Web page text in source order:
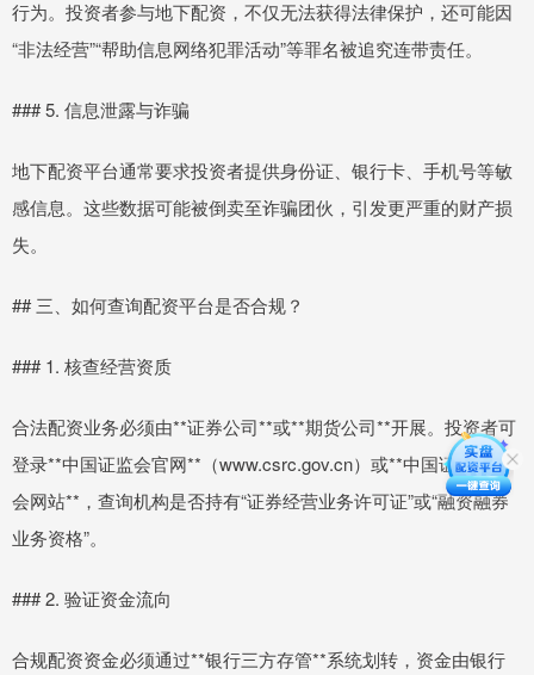
行为。投资者参与地下配资，不仅无法获得法律保护，还可能因
“非法经营”“帮助信息网络犯罪活动”等罪名被追究连带责任。
### 5. 信息泄露与诈骗
地下配资平台通常要求投资者提供身份证、银行卡、手机号等敏
感信息。这些数据可能被倒卖至诈骗团伙，引发更严重的财产损
失。
## 三、如何查询配资平台是否合规？
### 1. 核查经营资质
合法配资业务必须由**证券公司**或**期货公司**开展。投资者可
登录**中国证监会官网**（www.csrc.gov.cn）或**中国证券业协
会网站**，查询机构是否持有“证券经营业务许可证”或“融资融券
业务资格”。
### 2. 验证资金流向
合规配资资金必须通过**银行三方存管**系统划转，资金由银行